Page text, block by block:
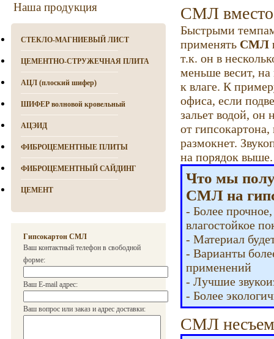
Наша продукция
СТЕКЛО-МАГНИЕВЫЙ ЛИСТ
ЦЕМЕНТНО-СТРУЖЕЧНАЯ ПЛИТА
АЦЛ (плоский шифер)
ШИФЕР волновой кровельный
АЦЭИД
ФИБРОЦЕМЕНТНЫЕ ПЛИТЫ
ФИБРОЦЕМЕНТНЫЙ САЙДИНГ
ЦЕМЕНТ
Гипсокартон СМЛ
Ваш контактный телефон в свободной
форме:
Ваш E-mail адрес:
Ваш вопрос или заказ и адрес доставки:
СМЛ вместо
Быстрыми
применять СМЛ
т.к. он в
меньше весит, на
к влаге. К
офиса, если
зальет водой, он
от
размокнет.
на порядок выше.
Что мы
СМЛ на
- Более
влагостойкое
- Материал
- Варианты
применений
- Лучшие
- Более
СМЛ